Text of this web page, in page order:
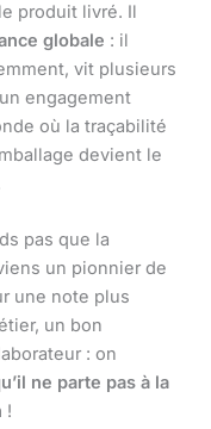
produit livré. Il
globale : il
vit plusieurs
engagement
où la traçabilité
devient le
pas que la
un pionnier de
une note plus
un bon
: on
ne parte pas à la
!